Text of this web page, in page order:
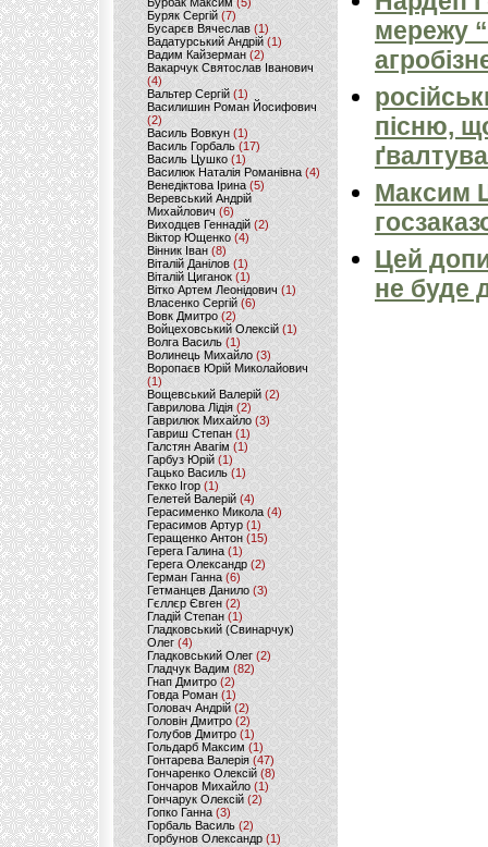
Буряк Сергій (7)
Бусарєв Вячеслав (1)
Вадатурський Андрій (1)
Вадим Кайзерман (2)
Вакарчук Святослав Іванович
(4)
Вальтер Сергій (1)
Василишин Роман Йосифович
(2)
Василь Вовкун (1)
Василь Горбаль (17)
Василь Цушко (1)
Василюк Наталія Романівна (4)
Венедіктова Ірина(5)
Веревський Андрій
Михайлович (6)
Виходцев Геннадій (2)
Віктор Ющенко (4)
Вінник Іван (8)
Віталій Данілов (1)
Віталій Циганок (1)
Вітко Артем Леонідович(1)
Власенко Сергій (6)
Вовк Дмитро(2)
Войцеховський Олексій(1)
Волга Василь (1)
Волинець Михайло (3)
Воропаєв Юрій Миколайович
(1)
Вощевський Валерій(2)
Гаврилова Лідія (2)
Гаврилюк Михайло (3)
Гавриш Степан (1)
Галстян Авагім (1)
Гарбуз Юрій (1)
Гацько Василь (1)
Гекко Ігор(1)
Гелетей Валерій (4)
Герасименко Микола (4)
Герасимов Артур (1)
Геращенко Антон(15)
Герега Галина (1)
Герега Олександр (2)
Герман Ганна (6)
Гетманцев Данило (3)
Гєллєр Євген (2)
Гладій Степан(1)
Гладковський (Свинарчук)
Олег (4)
Гладковський Олег (2)
Гладчук Вадим (82)
Гнап Дмитро (2)
Говда Роман(1)
Головач Андрій (2)
Головін Дмитро (2)
Голубов Дмитро (1)
Гольдарб Максим(1)
Гонтарева Валерія (47)
Гончаренко Олексій(8)
Гончаров Михайло (1)
Гончарук Олексій (2)
Гопко Ганна (3)
Горбаль Василь (2)
Горбунов Олександр (1)
мережу
пісню,
Максим
Цей
не буде